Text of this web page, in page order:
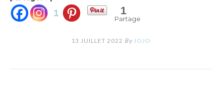
1 1
Partage
13 JUILLET 2022 By JOJO